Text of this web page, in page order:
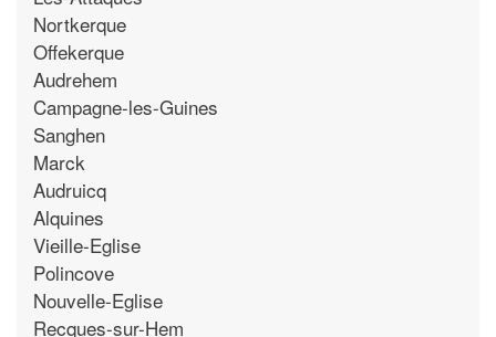
Nortkerque
Offekerque
Audrehem
Campagne-les-Guines
Sanghen
Marck
Audruicq
Alquines
Vieille-Eglise
Polincove
Nouvelle-Eglise
Recques-sur-Hem